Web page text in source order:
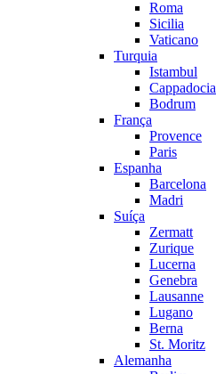
Roma
Sicilia
Vaticano
Turquia
Istambul
Cappadocia
Bodrum
França
Provence
Paris
Espanha
Barcelona
Madri
Suíça
Zermatt
Zurique
Lucerna
Genebra
Lausanne
Lugano
Berna
St. Moritz
Alemanha